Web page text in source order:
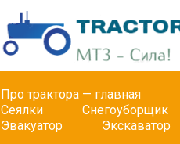
Про трактора — главная
Сеялки
Снегоуборщик
Эвакуатор
Экскаватор